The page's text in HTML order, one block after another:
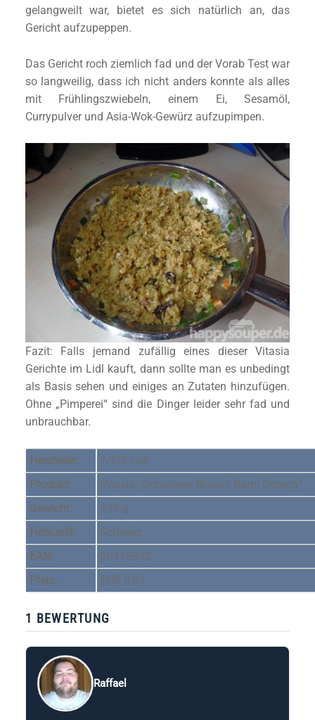
gelangweilt war, bietet es sich natürlich an, das
Gericht aufzupeppen.
Das Gericht roch ziemlich fad und der Vorab Test war
so langweilig, dass ich nicht anders konnte als alles
mit Frühlingszwiebeln, einem Ei, Sesamöl,
Currypulver und Asia-Wok-Gewürz aufzupimpen.
Fazit: Falls jemand zufällig eines dieser Vitasia
Gerichte im Lidl kauft, dann sollte man es unbedingt
als Basis sehen und einiges an Zutaten hinzufügen.
Ohne „Pimperei“ sind die Dinger leider sehr fad und
unbrauchbar.
Hersteller:
?/Für Lidl
Produkt:
Vitasia „Gebratene Nudeln Bami Goreng“
Gewicht:
125 g
Herkunft:
Schweiz
EAN:
20415952
Preis:
EUR 0,99
1 BEWERTUNG
Raffael